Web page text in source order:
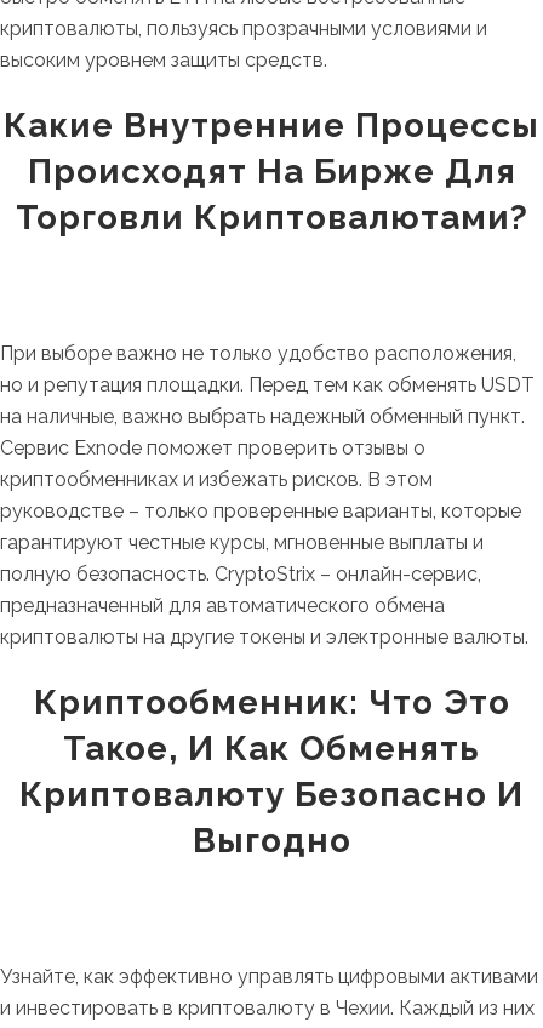
криптовалюты, пользуясь прозрачными условиями и
высоким уровнем защиты средств.
Какие Внутренние Процессы
Происходят На Бирже Для
Торговли Криптовалютами?
При выборе важно не только удобство расположения,
но и репутация площадки. Перед тем как обменять USDT
на наличные, важно выбрать надежный обменный пункт.
Сервис Exnode поможет проверить отзывы о
криптообменниках и избежать рисков. В этом
руководстве – только проверенные варианты, которые
гарантируют честные курсы, мгновенные выплаты и
полную безопасность. CryptoStrix – онлайн-сервис,
предназначенный для автоматического обмена
криптовалюты на другие токены и электронные валюты.
Криптообменник: Что Это
Такое, И Как Обменять
Криптовалюту Безопасно И
Выгодно
Узнайте, как эффективно управлять цифровыми активами
и инвестировать в криптовалюту в Чехии. Каждый из них